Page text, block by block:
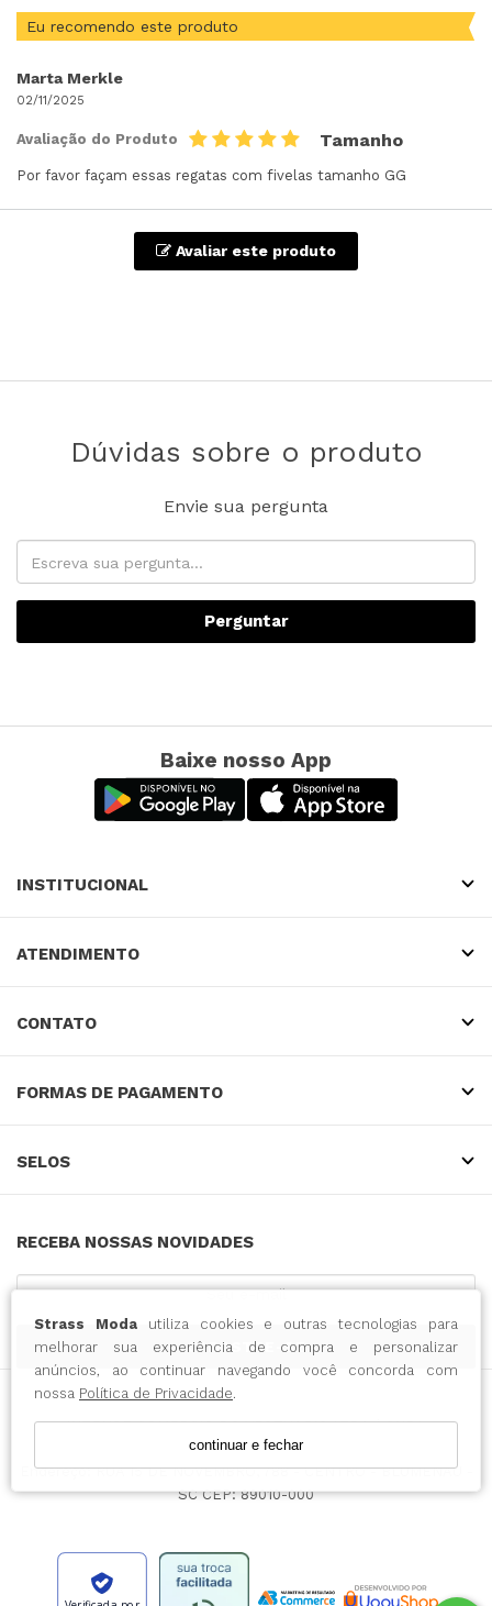
Strass Modautiliza cookies e outras tecnologias para
melhorar sua experiência de compra e personalizar
anúncios, ao continuar navegando você concorda com
nossa Política de Privacidade.
continuar e fechar
Eu recomendo este produto
Marta Merkle
02/11/2025
Avaliação do Produto Tamanho
Por favor façam essas regatas com fivelas tamanho GG
Avaliar este produto
Dúvidas sobre o produto
Envie sua pergunta
Perguntar
Baixe nosso App
INSTITUCIONAL
ATENDIMENTO
CONTATO
FORMAS DE PAGAMENTO
SELOS
RECEBA NOSSAS NOVIDADES
CADASTRE-SE
INTENSE COMERCIO DO VESTUARIO LTDA / CNPJ:
43.065.500/0001-14
Endereço: RUA 15 DE NOVEMBRO, 788 - CENTRO - BLUMENAU -
SC CEP: 89010-000